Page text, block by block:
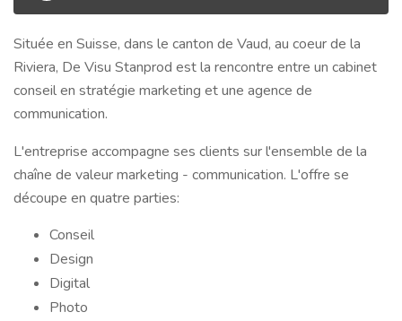
Située en Suisse, dans le canton de Vaud, au coeur de la
Riviera, De Visu Stanprod est la rencontre entre un cabinet
conseil en stratégie marketing et une agence de
communication.
L'entreprise accompagne ses clients sur l'ensemble de la
chaîne de valeur marketing - communication. L'offre se
découpe en quatre parties:
Conseil
Design
Digital
Photo